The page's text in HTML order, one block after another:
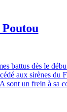
battus dès le
aux sirènes
sont un frein à sa